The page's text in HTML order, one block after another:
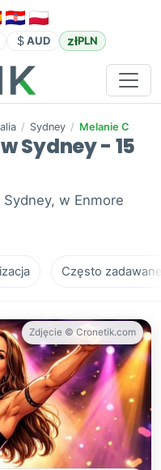
AUD złPLN
/ Sydney / Melanie C
Sydney - 15
w Enmore
Często
Zdjęcie © Cronetik.com